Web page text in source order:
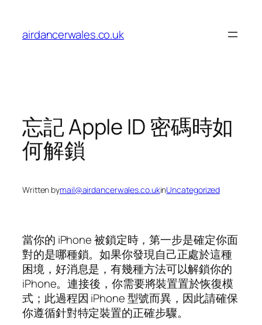
content
airdancerwales.co.uk
忘記 Apple ID 密碼時如
何解鎖
Written bymail@airdancerwales.co.ukinUncategorized
當你的 iPhone 被鎖定時，第一步是確定你面
對的是哪種鎖。如果你發現自己正處於這種
困境，好消息是，有幾種方法可以解鎖你的
iPhone。連接後，你需要將裝置置於恢復模
式；此過程因 iPhone 型號而異，因此請確保
你遵循針對特定裝置的正確步驟。